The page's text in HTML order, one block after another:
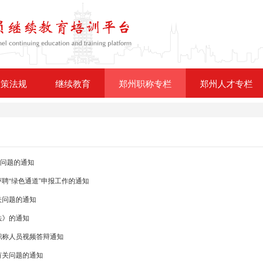
法规 继续教育 郑州职称专栏 郑州人才专栏
题的通知
“绿色通道”申报工作的通知
题的通知
的通知
人员视频答辩通知
问题的通知